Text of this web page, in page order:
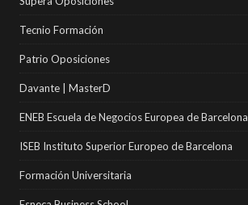
Tecnio Formación
Patrio Oposiciones
Davante | MasterD
ENEB Escuela de Negocios Europea de Barcelona
ISEB Instituto Superior Europeo de Barcelona
Formación Universitaria